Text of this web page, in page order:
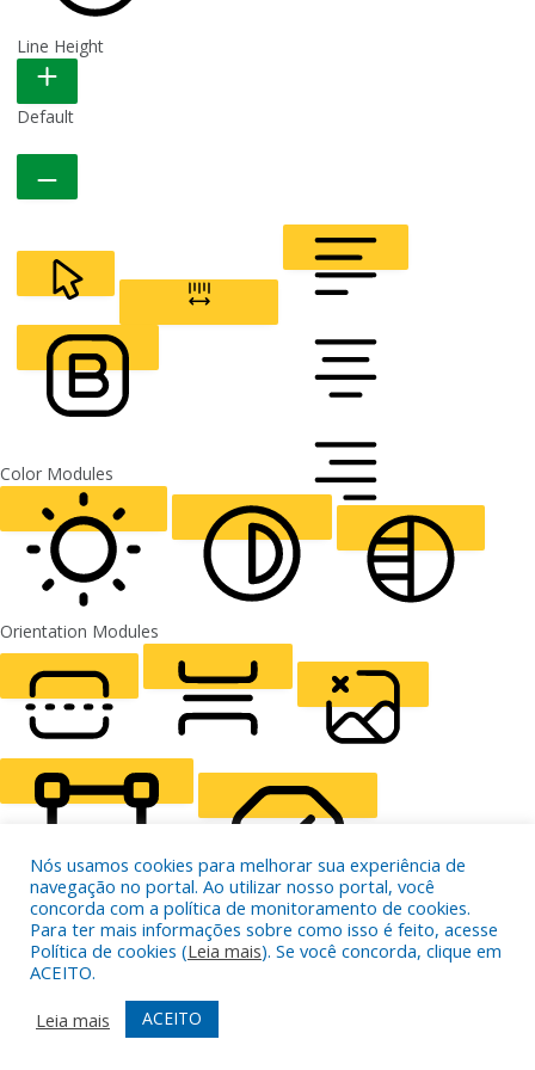
READABLE FONT
CURSOR LETTER SPACING
ALIGN TEXT
LIGHT CONTRAST
Orientation Modules
READING LINE READING MASK HIDE IMAGES
HIGHLIGHT CONTENT STOP ANIMATIONS
Skip To Content
Nós usamos cookies para melhorar sua experiência de
navegação no portal. Ao utilizar nosso portal, você
concorda com a política de monitoramento de cookies.
Para ter mais informações sobre como isso é feito, acesse
Política de cookies (Leia mais). Se você concorda, clique em
ACEITO.
Leia mais
ACEITO